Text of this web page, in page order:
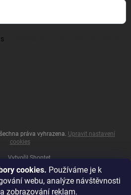
cookies. Používáme je k
webu, analýze návštěvnosti
zobrazování reklam.
Vytvořil Shoptet
práva vyhrazena. Upravit nastavení
cookies